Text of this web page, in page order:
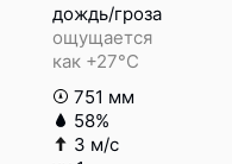
дождь/гроза
ощущается
как +27°C
751 мм
58%
3 м/с